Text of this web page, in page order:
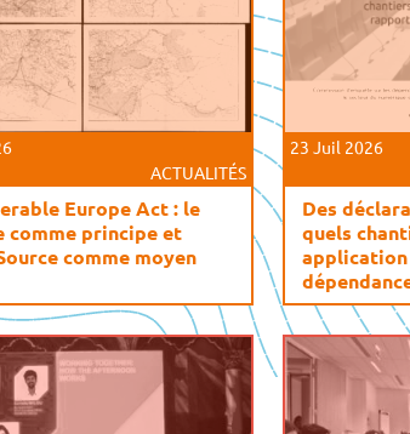
ACTUALITÉS
Europe Act : le
comme principe et
comme moyen
23 Juil 2026
Des
quels